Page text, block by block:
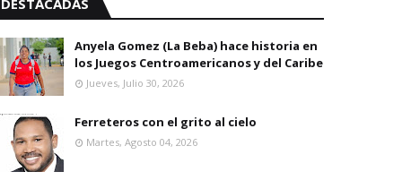
DESTACADAS
Anyela Gomez (La Beba) hace historia en
los Juegos Centroamericanos y del Caribe
Jueves, Julio 30, 2026
Ferreteros con el grito al cielo
Martes, Agosto 04, 2026